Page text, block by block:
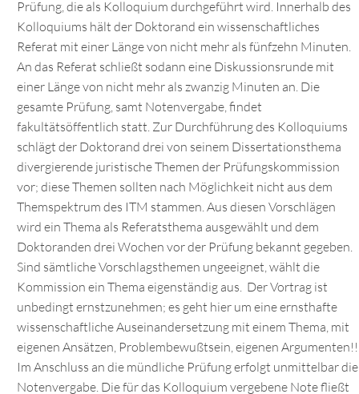
Prüfung, die als Kolloquium durchgeführt wird. Innerhalb des
Kolloquiums hält der Doktorand ein wissenschaftliches
Referat mit einer Länge von nicht mehr als fünfzehn Minuten.
An das Referat schließt sodann eine Diskussionsrunde mit
einer Länge von nicht mehr als zwanzig Minuten an. Die
gesamte Prüfung, samt Notenvergabe, findet
fakultätsöffentlich statt. Zur Durchführung des Kolloquiums
schlägt der Doktorand drei von seinem Dissertationsthema
divergierende juristische Themen der Prüfungskommission
vor; diese Themen sollten nach Möglichkeit nicht aus dem
Themspektrum des ITM stammen. Aus diesen Vorschlägen
wird ein Thema als Referatsthema ausgewählt und dem
Doktoranden drei Wochen vor der Prüfung bekannt gegeben.
Sind sämtliche Vorschlagsthemen ungeeignet, wählt die
Kommission ein Thema eigenständig aus. Der Vortrag ist
unbedingt ernstzunehmen; es geht hier um eine ernsthafte
wissenschaftliche Auseinandersetzung mit einem Thema, mit
eigenen Ansätzen, Problembewußtsein, eigenen Argumenten!!
Im Anschluss an die mündliche Prüfung erfolgt unmittelbar die
Notenvergabe. Die für das Kolloquium vergebene Note fließt